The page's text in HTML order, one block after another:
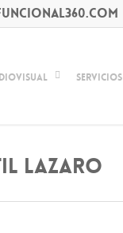
Servicios
LAZARO